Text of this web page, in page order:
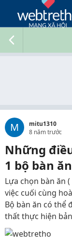
M
mitu1310
8 năm trước
Những
1 bộ bàn ăn
Lựa chọn bàn ăn
việc cuối cùng
Bộ bàn ăn có thể
thất thực hiện